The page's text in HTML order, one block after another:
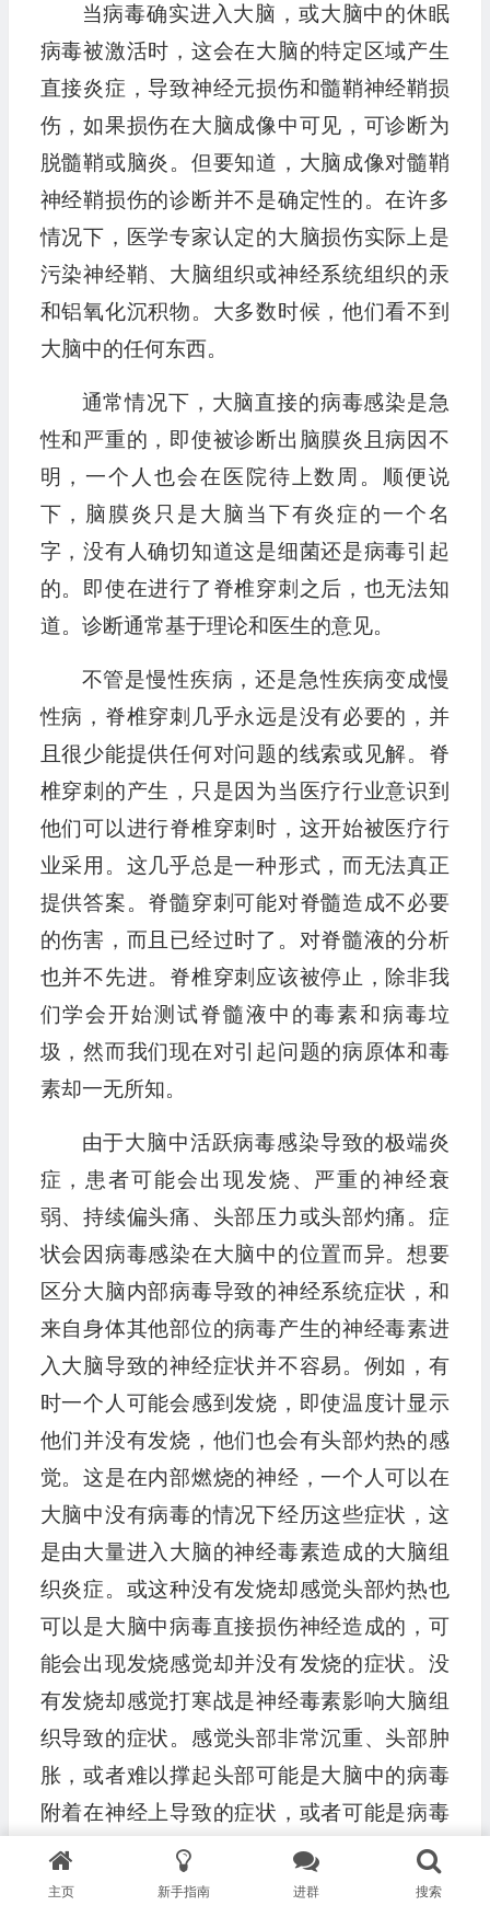
当病毒确实进入大脑，或大脑中的休眠
病毒被激活时，这会在大脑的特定区域产生
直接炎症，导致神经元损伤和髓鞘神经鞘损
伤，如果损伤在大脑成像中可见，可诊断为
脱髓鞘或脑炎。但要知道，大脑成像对髓鞘
神经鞘损伤的诊断并不是确定性的。在许多
情况下，医学专家认定的大脑损伤实际上是
污染神经鞘、大脑组织或神经系统组织的汞
和铝氧化沉积物。大多数时候，他们看不到
大脑中的任何东西。
通常情况下，大脑直接的病毒感染是急
性和严重的，即使被诊断出脑膜炎且病因不
明，一个人也会在医院待上数周。顺便说
下，脑膜炎只是大脑当下有炎症的一个名
字，没有人确切知道这是细菌还是病毒引起
的。即使在进行了脊椎穿刺之后，也无法知
道。诊断通常基于理论和医生的意见。
不管是慢性疾病，还是急性疾病变成慢
性病，脊椎穿刺几乎永远是没有必要的，并
且很少能提供任何对问题的线索或见解。脊
椎穿刺的产生，只是因为当医疗行业意识到
他们可以进行脊椎穿刺时，这开始被医疗行
业采用。这几乎总是一种形式，而无法真正
提供答案。脊髓穿刺可能对脊髓造成不必要
的伤害，而且已经过时了。对脊髓液的分析
也并不先进。脊椎穿刺应该被停止，除非我
们学会开始测试脊髓液中的毒素和病毒垃
圾，然而我们现在对引起问题的病原体和毒
素却一无所知。
由于大脑中活跃病毒感染导致的极端炎
症，患者可能会出现发烧、严重的神经衰
弱、持续偏头痛、头部压力或头部灼痛。症
状会因病毒感染在大脑中的位置而异。想要
区分大脑内部病毒导致的神经系统症状，和
来自身体其他部位的病毒产生的神经毒素进
入大脑导致的神经症状并不容易。例如，有
时一个人可能会感到发烧，即使温度计显示
他们并没有发烧，他们也会有头部灼热的感
觉。这是在内部燃烧的神经，一个人可以在
大脑中没有病毒的情况下经历这些症状，这
是由大量进入大脑的神经毒素造成的大脑组
织炎症。或这种没有发烧却感觉头部灼热也
可以是大脑中病毒直接损伤神经造成的，可
能会出现发烧感觉却并没有发烧的症状。没
有发烧却感觉打寒战是神经毒素影响大脑组
织导致的症状。感觉头部非常沉重、头部肿
胀，或者难以撑起头部可能是大脑中的病毒
附着在神经上导致的症状，或者可能是病毒
性神经毒素导致的症状。
五．不堪重负的免疫系统
主页 新手指南 进群 搜索